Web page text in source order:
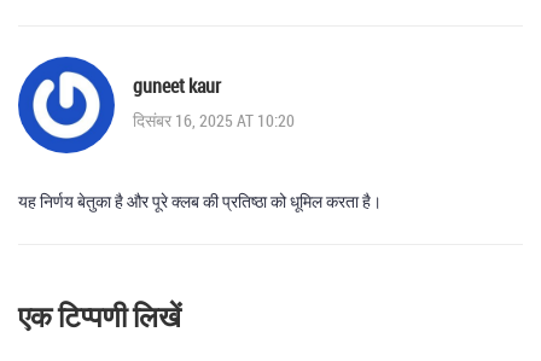
guneet kaur
दिसंबर 16, 2025 AT 10:20
यह निर्णय बेतुका है और पूरे क्लब की प्रतिष्ठा को धूमिल करता है।
एक टिप्पणी लिखें